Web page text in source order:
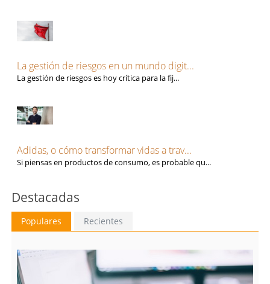
La gestión de riesgos en un mundo digit...
La gestión de riesgos es hoy crítica para la fij...
Adidas, o cómo transformar vidas a trav...
Si piensas en productos de consumo, es probable qu...
Destacadas
Populares Recientes